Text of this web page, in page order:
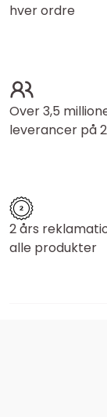
hver ordre
Over 3,5
leverancer på
2 års
alle produkter